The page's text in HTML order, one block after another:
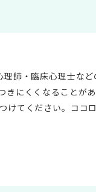
師・臨床心理士な
にくくなること
てください。コ